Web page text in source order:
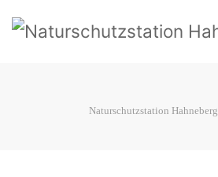
Naturschutzstation Hahneberg